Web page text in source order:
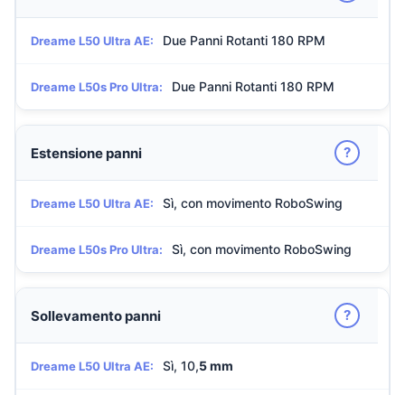
Dreame L50 Ultra AE: Due Panni Rotanti 180 RPM
Dreame L50s Pro Ultra: Due Panni Rotanti 180 RPM
Estensione panni ?
Dreame L50 Ultra AE: Sì, con movimento RoboSwing
Dreame L50s Pro Ultra: Sì, con movimento RoboSwing
Sollevamento panni ?
Dreame L50 Ultra AE: Sì, 10,5 mm